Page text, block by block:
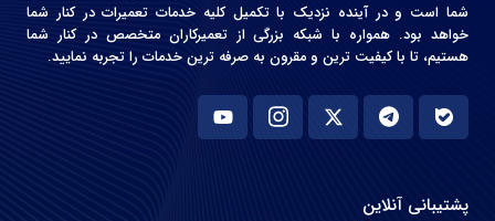
شما است و در آینده نزدیک با تکمیل کلیه خدمات تعمیرات در کنار شما
خواهد بود. همواره با شبکه بزرگی از تعمیرکاران متخصص در کنار شما
هستیم، تا با کیفیت ترین و مقرون به صرفه ترین خدمات را تجربه نمایید.
پشتیبانی آنلاین